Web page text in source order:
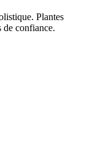
Plantes
de confiance.